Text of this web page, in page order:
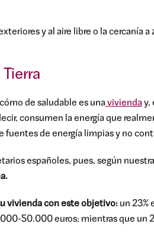
y al aire libre o la cercanía a
de saludable es unavivienday,
consumen la energía que
fuentes de energía limpias y no
españoles, pues, según
vivienda con este objetivo:un 23%
50.000 euros; mientras que un